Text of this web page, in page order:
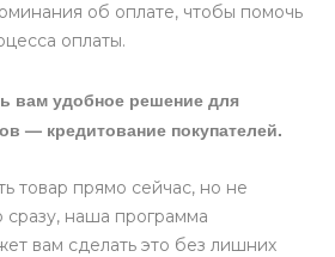
об оплате, чтобы помочь
оплаты.
вам удобное решение для
— кредитование покупателей.
товар прямо сейчас, но не
сразу, наша программа
вам сделать это без лишних